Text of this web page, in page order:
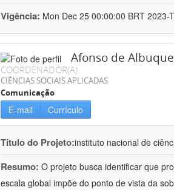
Vigência: Mon Dec 25 00:00:00 BRT
Afonso de
COORDENADOR(A)
CIÊNCIAS SOCIAIS APLICADAS
Comunicação
E-mail Currículo
Título do Projeto:instituto nacional de
Resumo: O projeto busca identificar que
escala global impõe do ponto de vista da